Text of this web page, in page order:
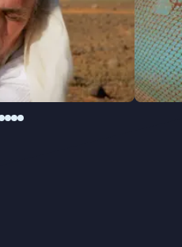
wereldpremière tijdens
in maart 2025.
maakt de
gerenommeerde
Vasco Martins, deze
aan het leven op